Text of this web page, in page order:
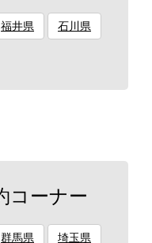
福井県 石川県
コーナー
群馬県 埼玉県